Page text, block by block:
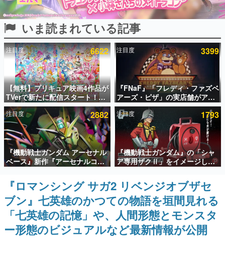
ピックアップ
電ファミのいま読まれている記事ランキング
アプリセール情報
インタビュー
連載・特集一覧
殿堂入り記事
SNS拡散数が数千以上！ ページビュー数万以上！ などな
ど。多くの人々に読まれた、電ファミ渾身の“殿堂入り”記
事をまとめました。
ゲームの企画書
名作ゲームクリエイターの方々に製作時のエピソードをお
聞きし、ヒットする企画（ゲーム）とは何か？を探ってい
きます。
赫本
この物語を解いてはいけない。『赫本』は、〈試験問題〉
いま読まれている記事
注目度 6622
【無料】プリキュア映画4作品が
TVerで新たに配信スタート！な
んと2018年～2024年の映画ほぼ
すべてが見放題に、ぶっちゃけ
ありえないラインナップ
注目度 3399
『FNaF』「フレディ・ファズベ
アーズ・ピザ」の実店舗がアメ
リカの商業施設「American
Dream」に2027年オープン！
ScottGamesとの共同開発、食
事だけでなくステージショーや
没入型のホラー体験も楽しめる
注目度 2882
『機動戦士ガンダム アーセナル
ベース』新作『アーセナルコマ
ンダー』発表！8月28日からオ
ープンベータテスト開催、2027
年2月下旬に稼働予定
注目度 1793
『機動戦士ガンダム』の「シャ
ア専用ザクⅡ」をイメージした
散水ホースリールが予約開始。
本体にはシャアのパーソナルマ
ークやジオン公国軍のエンブレ
ム、型式番号などを配置
『ロマンシング サガ2 リベンジオブザセ
ブン』七英雄のかつての物語を垣間見れる
「七英雄の記憶」や、人間形態とモンスタ
ー形態のビジュアルなど最新情報が公開